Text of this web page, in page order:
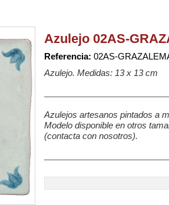
Azulejo 02AS-
Referencia: 02AS-
Azulejo. Medidas: 13 x 13 cm
Azulejos artesanos pintados a
Modelo disponible en otros
(contacta con nosotros).